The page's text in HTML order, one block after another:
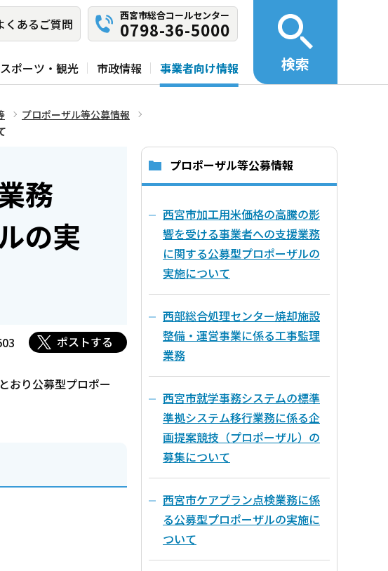
くあるご質問
西宮市総合コールセンター
0798-36-5000
ポーツ・観光 市政情報 事業者向け情報 検索
プロポーザル等公募情報
務
の実
ポストする
おり公募型プロポー
プロポーザル等公募情報
西宮市加工用米価格の高騰の影
響を受ける事業者への支援業務
に関する公募型プロポーザルの
実施について
西部総合処理センター焼却施設
整備・運営事業に係る工事監理
業務
西宮市就学事務システムの標準
準拠システム移行業務に係る企
画提案競技（プロポーザル）の
募集について
西宮市ケアプラン点検業務に係
る公募型プロポーザルの実施に
ついて